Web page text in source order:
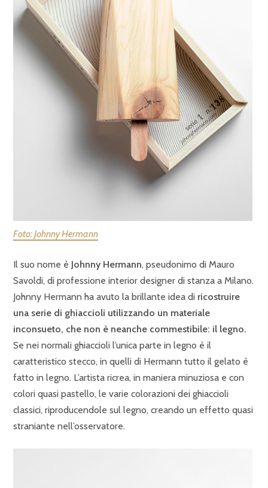
Foto: Johnny Hermann
Il suo nome è Johnny Hermann, pseudonimo di Mauro
Savoldi, di professione interior designer di stanza a Milano.
Johnny Hermann ha avuto la brillante idea di ricostruire
una serie di ghiaccioli utilizzando un materiale
inconsueto, che non è neanche commestibile: il legno.
Se nei normali ghiaccioli l’unica parte in legno è il
caratteristico stecco, in quelli di Hermann tutto il gelato è
fatto in legno. L’artista ricrea, in maniera minuziosa e con
colori quasi pastello, le varie colorazioni dei ghiaccioli
classici, riproducendole sul legno, creando un effetto quasi
straniante nell’osservatore.